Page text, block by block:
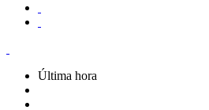
Última hora